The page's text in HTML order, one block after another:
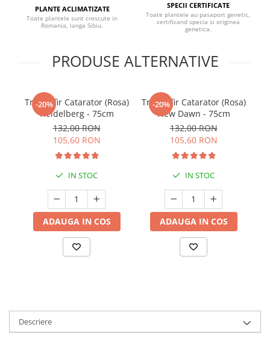
PLANTE ACLIMATIZATE
Toate plantele sunt crescute in
Romania, langa Sibiu.
SPECII CERTIFICATE
Toate plantele au pasaport genetic,
certificand specia si originea
genetica.
PRODUSE ALTERNATIVE
-20%
Trandafir Catarator (Rosa)
Heidelberg - 75cm
132,00 RON
105,60 RON
IN STOC
ADAUGA IN COS
-20%
Trandafir Catarator (Rosa)
New Dawn - 75cm
132,00 RON
105,60 RON
IN STOC
ADAUGA IN COS
Descriere